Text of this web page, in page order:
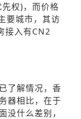
权)，而价格
要城市，其访
接入有CN2
了解情况，香
器相比，在于
没什么差别，